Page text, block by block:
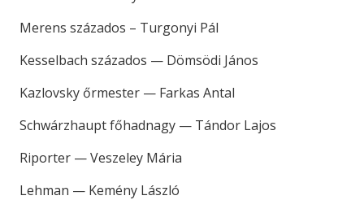
Merens százados – Turgonyi Pál
Kesselbach százados — Dömsödi János
Kazlovsky őrmester — Farkas Antal
Schwárzhaupt főhadnagy — Tándor Lajos
Riporter — Veszeley Mária
Lehman — Kemény László